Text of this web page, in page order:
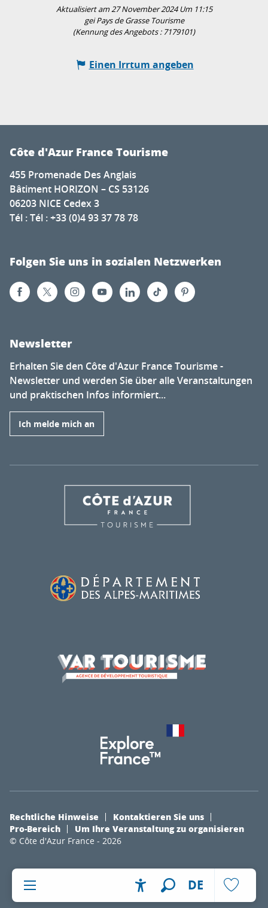
AccessibilitéVoir les
Suche
DE
Aktualisiert am 27 November 2024 Um 11:15
gei Pays de Grasse Tourisme
(Kennung des Angebots : 7179101)
Einen Irrtum angeben
Côte d'Azur France Tourisme
455 Promenade Des Anglais
Bâtiment HORIZON – CS 53126
06203 NICE Cedex 3
Tél : Tél : +33 (0)4 93 37 78 78
Folgen Sie uns in sozialen Netzwerken
Newsletter
Erhalten Sie den Côte d'Azur France Tourisme -
Newsletter und werden Sie über alle Veranstaltungen
und praktischen Infos informiert...
Ich melde mich an
© Côte d'Azur France - 2026
Rechtliche Hinweise
Kontaktieren Sie uns
Pro-Bereich
Um Ihre Veranstaltung zu organisieren